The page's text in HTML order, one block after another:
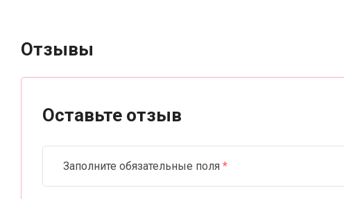
Отзывы
Оставьте отзыв
Заполните обязательные поля *